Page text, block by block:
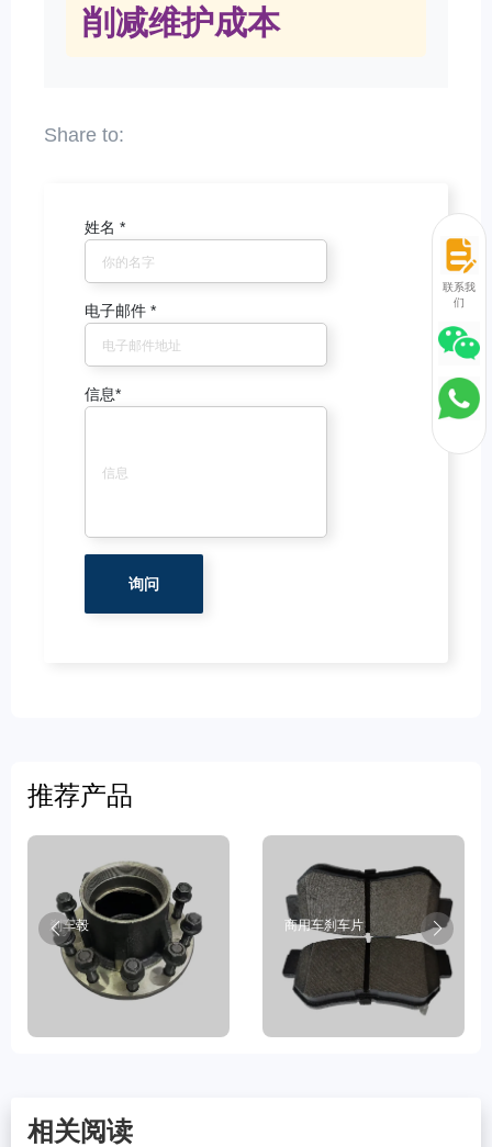
削减维护成本
姓名 *
电子邮件 *
信息*
推荐产品
刹车毂 商用车刹车片
相关阅读
联系我
们